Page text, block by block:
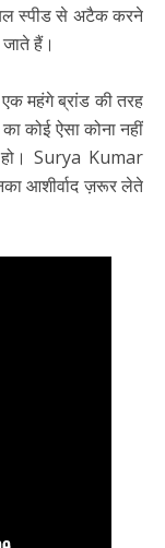
स्पीड से अटैक करने
हैं।
महंगे ब्रांड की तरह
कोई ऐसा कोना नहीं
Surya Kumar
आशीर्वाद ज़रूर लेते